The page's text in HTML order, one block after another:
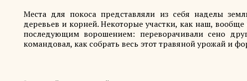
Места для покоса представляли из себя наделы
деревьев и корней. Некоторые участки, как наш,
последующим ворошением: переворачивали сено
командовал, как собрать весь этот травяной урожай и